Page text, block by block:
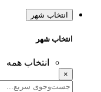
انتخاب شهر
انتخاب شهر
انتخاب همه